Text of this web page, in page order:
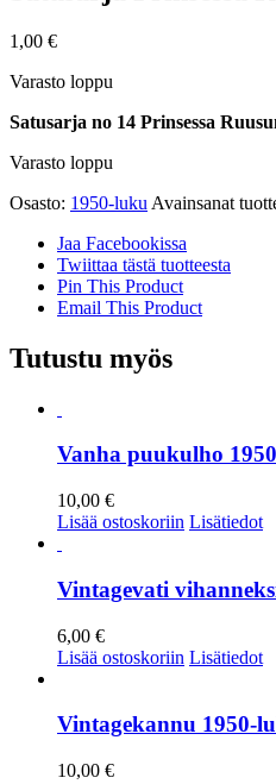
1,00 €
Varasto loppu
Satusarja no 14 Prinsessa
Varasto loppu
Osasto: 1950-luku Avainsanat
Jaa Facebookissa
Twiittaa tästä tuotteesta
Pin This Product
Email This Product
Tutustu myös
Vanha puukulho
10,00 €
Lisää ostoskoriin Lisätiedot
Vintagevati
6,00 €
Lisää ostoskoriin Lisätiedot
Vintagekannu 1950-
10,00 €